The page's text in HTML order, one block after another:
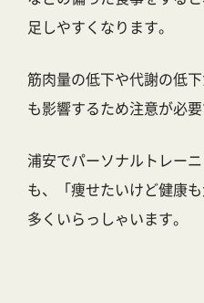
足しやすくなります。
筋肉量の低下や代謝の低
も影響するため注意が必要
浦安でパーソナルトレー
も、「痩せたいけど健康
多くいらっしゃいます。